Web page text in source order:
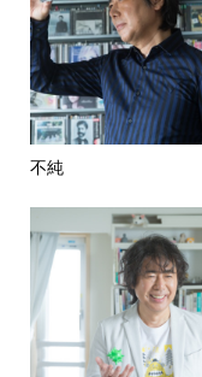
不純